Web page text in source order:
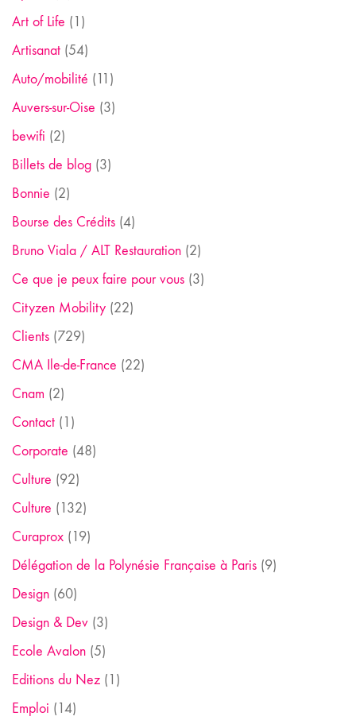
Art of Life (1)
Artisanat (54)
Auto/mobilité (11)
Auvers-sur-Oise (3)
bewifi (2)
Billets de blog (3)
Bonnie (2)
Bourse des Crédits (4)
Bruno Viala / ALT Restauration (2)
Ce que je peux faire pour vous (3)
Cityzen Mobility (22)
Clients (729)
CMA Ile-de-France (22)
Cnam (2)
Contact (1)
Corporate (48)
Culture (92)
Culture (132)
Curaprox (19)
Délégation de la Polynésie Française à Paris (9)
Design (60)
Design & Dev (3)
Ecole Avalon (5)
Editions du Nez (1)
Emploi (14)